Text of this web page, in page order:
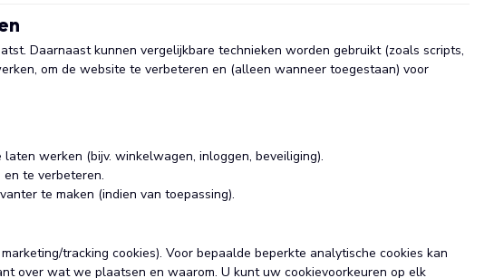
Daarnaast kunnen vergelijkbare technieken worden gebruikt (zoals scripts,
om de website te verbeteren en (alleen wanneer toegestaan) voor
werken (bijv. winkelwagen, inloggen, beveiliging).
te verbeteren.
te maken (indien van toepassing).
tracking cookies). Voor bepaalde beperkte analytische cookies kan
over wat we plaatsen en waarom. U kunt uw cookievoorkeuren op elk